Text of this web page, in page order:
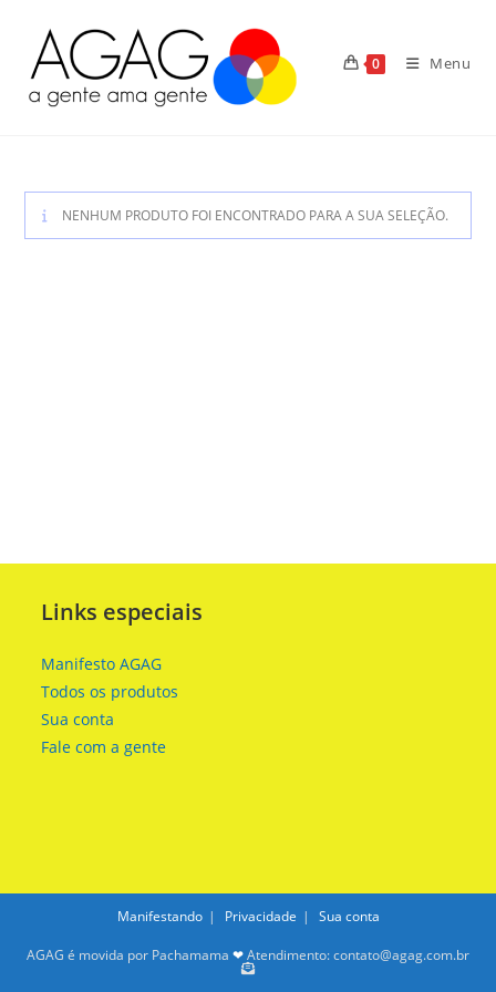
conteúdo
0 Menu
NENHUM PRODUTO FOI ENCONTRADO PARA A SUA SELEÇÃO.
Links especiais
Manifesto AGAG
Todos os produtos
Sua conta
Fale com a gente
Manifestando Privacidade Sua conta
AGAG é movida por Pachamama ❤Atendimento: contato@agag.com.br